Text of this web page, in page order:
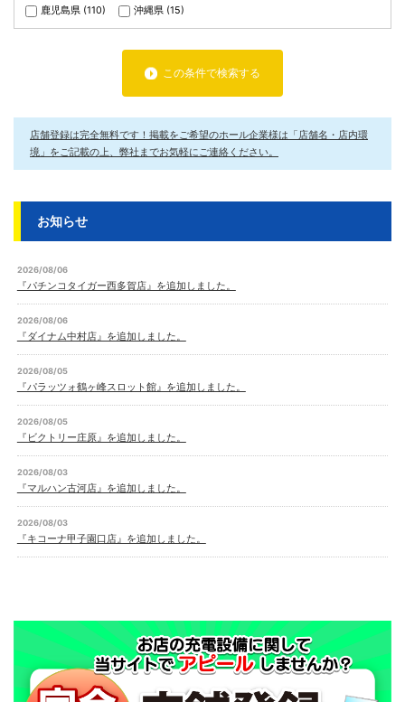
鹿児島県 (110) 沖縄県 (15)
この条件で検索する
店舗登録は完全無料です！掲載をご希望のホール企業様は「店舗名・店内環
境」をご記載の上、弊社までお気軽にご連絡ください。
お知らせ
2026/08/06
『パチンコタイガー西多賀店』を追加しました。
2026/08/06
『ダイナム中村店』を追加しました。
2026/08/05
『パラッツォ鶴ヶ峰スロット館』を追加しました。
2026/08/05
『ビクトリー庄原』を追加しました。
2026/08/03
『マルハン古河店』を追加しました。
2026/08/03
『キコーナ甲子園口店』を追加しました。
2026/08/03
『キコーナ豊岡店』を追加しました。
2026/07/31
『コスモ光が丘店』を追加しました。